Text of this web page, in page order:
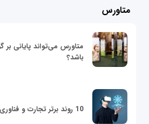
متاورس
متاورس می‌تواند پایانی
باشد؟
10 روند برتر تجارت و فناوری در سال 2022